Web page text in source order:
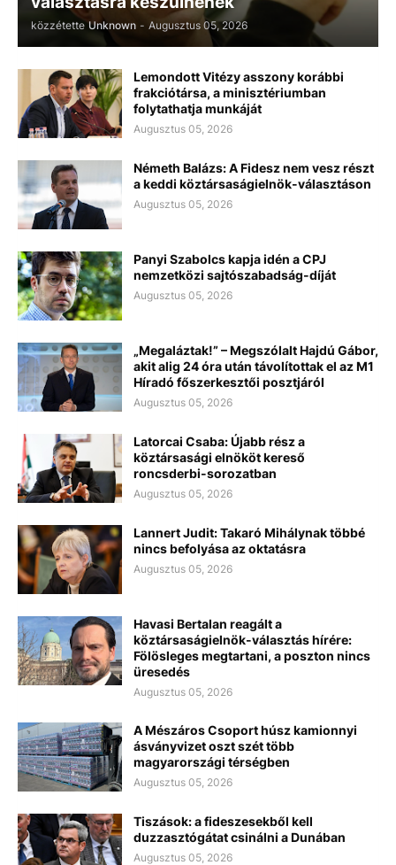
közzétette Unknown - Augusztus 05, 2026
Lemondott Vitézy asszony korábbi
frakciótársa, a minisztériumban
folytathatja munkáját
Augusztus 05, 2026
Németh Balázs: A Fidesz nem vesz részt
a keddi köztársaságielnök-választáson
Augusztus 05, 2026
Panyi Szabolcs kapja idén a CPJ
nemzetközi sajtószabadság-díját
Augusztus 05, 2026
„Megaláztak!” – Megszólalt Hajdú Gábor,
akit alig 24 óra után távolítottak el az M1
Híradó főszerkesztői posztjáról
Augusztus 05, 2026
Latorcai Csaba: Újabb rész a
köztársasági elnököt kereső
roncsderbi-sorozatban
Augusztus 05, 2026
Lannert Judit: Takaró Mihálynak többé
nincs befolyása az oktatásra
Augusztus 05, 2026
Havasi Bertalan reagált a
köztársaságielnök-választás hírére:
Fölösleges megtartani, a poszton nincs
üresedés
Augusztus 05, 2026
A Mészáros Csoport húsz kamionnyi
ásványvizet oszt szét több
magyarországi térségben
Augusztus 05, 2026
Tiszások: a fideszesekből kell
duzzasztógátat csinálni a Dunában
Augusztus 05, 2026